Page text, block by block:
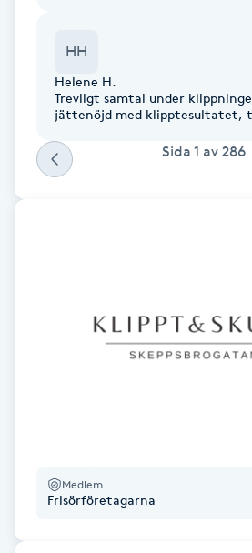
Fransar
Fransborttagning
Fransförlängning Megavolym
Fransrengöring
HH
Helene H.
Trevligt samtal under
jättenöjd med klipptesultatet,
Sida 1 av 286
Medlem
Frisörföretagarna